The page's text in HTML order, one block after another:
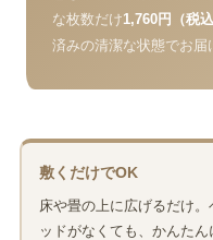
な枚数だけ1,760円（税込
済みの清潔な状態でお届
敷くだけでOK
床や畳の上に広げるだけ。
ッドがなくても、かんたん